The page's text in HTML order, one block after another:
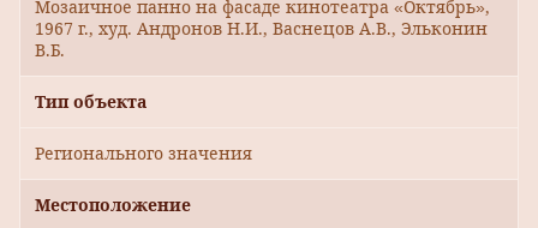
Мозаичное панно на фасаде кинотеатра «Октябрь»,
1967 г., худ. Андронов Н.И., Васнецов А.В., Эльконин
В.Б.
Тип объекта
Регионального значения
Местоположение